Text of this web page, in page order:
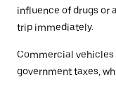
influence of drugs or
trip immediately.
Commercial
government taxes,